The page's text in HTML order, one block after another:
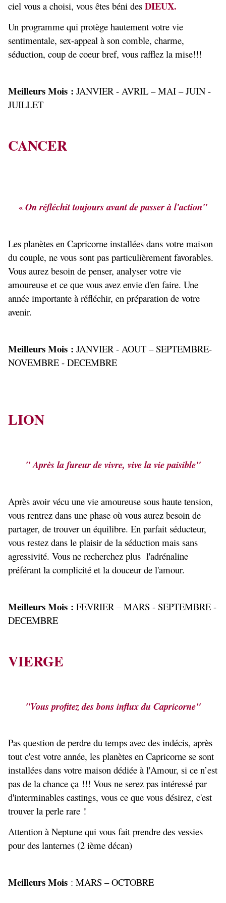
ciel vous a choisi, vous êtes béni des DIEUX.
Un programme qui protège hautement votre vie
sentimentale, sex-appeal à son comble, charme,
séduction, coup de coeur bref, vous rafflez la mise!!!
Meilleurs Mois : JANVIER - AVRIL – MAI – JUIN -
JUILLET
CANCER
« On réfléchit toujours avant de passer à l'action"
Les planètes en Capricorne installées dans votre maison
du couple, ne vous sont pas particulièrement favorables.
Vous aurez besoin de penser, analyser votre vie
amoureuse et ce que vous avez envie d'en faire. Une
année importante à réfléchir, en préparation de votre
avenir.
Meilleurs Mois : JANVIER - AOUT – SEPTEMBRE-
NOVEMBRE - DECEMBRE
LION
" Après la fureur de vivre, vive la vie paisible"
Après avoir vécu une vie amoureuse sous haute tension,
vous rentrez dans une phase où vous aurez besoin de
partager, de trouver un équilibre. En parfait séducteur,
vous restez dans le plaisir de la séduction mais sans
agressivité. Vous ne recherchez plus l'adrénaline
préférant la complicité et la douceur de l'amour.
Meilleurs Mois : FEVRIER – MARS - SEPTEMBRE -
DECEMBRE
VIERGE
"Vous profitez des bons influx du Capricorne"
Pas question de perdre du temps avec des indécis, après
tout c'est votre année, les planètes en Capricorne se sont
installées dans votre maison dédiée à l'Amour, si ce n’est
pas de la chance ça !!! Vous ne serez pas intéressé par
d'interminables castings, vous ce que vous désirez, c'est
trouver la perle rare !
Attention à Neptune qui vous fait prendre des vessies
pour des lanternes (2 ième décan)
Meilleurs Mois : MARS – OCTOBRE